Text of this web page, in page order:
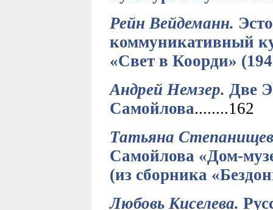
Рейн Вейдеманн.
коммуникативный
«Свет в Коорди»
Андрей Немзер. Две
Самойлова........162
Татьяна
Самойлова «Дом-
(из сборника
Любовь Киселева.